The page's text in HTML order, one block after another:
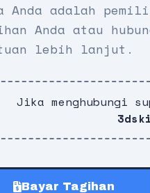
Anda adalah
Anda atau
lebih lanjut.
Jika menghubungi
Bayar Tagihan